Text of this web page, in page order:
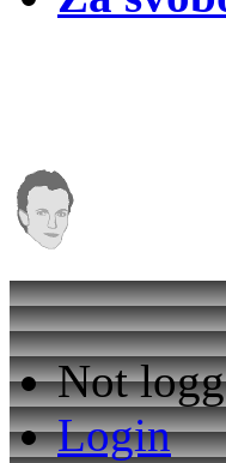
Not
Login